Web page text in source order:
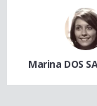
Marina DOS